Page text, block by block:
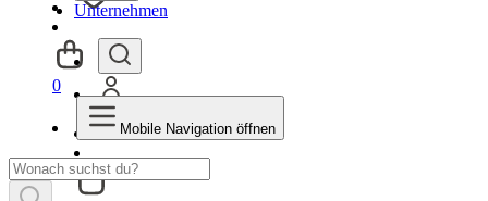
Unternehmen
0
Mobile Navigation öffnen